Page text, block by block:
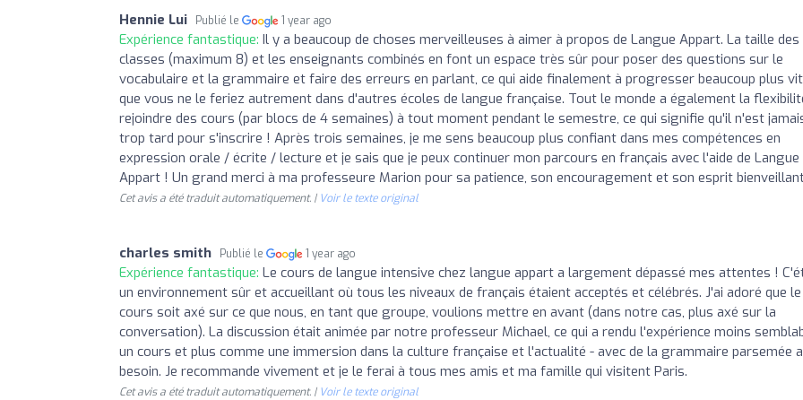
Hennie Lui Publié le 1 year ago
Expérience fantastique: Il y a beaucoup de choses merveilleuses à aimer à propos de Langue Appart. La taille des
classes (maximum 8) et les enseignants combinés en font un espace très sûr pour poser des questions sur le
vocabulaire et la grammaire et faire des erreurs en parlant, ce qui aide finalement à progresser beaucoup plus
que vous ne le feriez autrement dans d'autres écoles de langue française. Tout le monde a également la
rejoindre des cours (par blocs de 4 semaines) à tout moment pendant le semestre, ce qui signifie qu'il n'est
trop tard pour s'inscrire ! Après trois semaines, je me sens beaucoup plus confiant dans mes compétences en
expression orale / écrite / lecture et je sais que je peux continuer mon parcours en français avec l'aide de Langue
Appart ! Un grand merci à ma professeure Marion pour sa patience, son encouragement et son esprit
Cet avis a été traduit automatiquement. | Voir le texte original
charles smith Publié le 1 year ago
Expérience fantastique: Le cours de langue intensive chez langue appart a largement dépassé mes attentes !
un environnement sûr et accueillant où tous les niveaux de français étaient acceptés et célébrés. J'ai adoré que le
cours soit axé sur ce que nous, en tant que groupe, voulions mettre en avant (dans notre cas, plus axé sur la
conversation). La discussion était animée par notre professeur Michael, ce qui a rendu l'expérience moins
un cours et plus comme une immersion dans la culture française et l'actualité - avec de la grammaire parsemée
besoin. Je recommande vivement et je le ferai à tous mes amis et ma famille qui visitent Paris.
Cet avis a été traduit automatiquement. | Voir le texte original